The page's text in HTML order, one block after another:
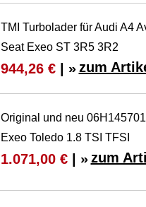
TMI Turbolader für Audi A4
Seat Exeo ST 3R5 3R2
944,26 €| » zum
Original und neu
Exeo Toledo 1.8 TSI TFSI
1.071,00 €| » zum